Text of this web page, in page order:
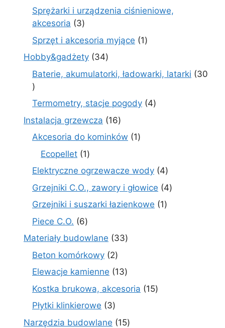
produkty
Sprężarki i urządzenia ciśnieniowe,
akcesoria
33
produkty
Sprzęt i akcesoria myjące 11
Hobby&gadżety 3434
produkty
Baterie, akumulatorki, ładowarki, latarki
30
30
produktów
Termometry, stacje pogody 44
Instalacja grzewcza 1616
produktów
Akcesoria do kominków 11
Ecopellet 11
Elektryczne ogrzewacze wody 44
produkty
Grzejniki C.O., zawory i głowice 44
Grzejniki i suszarki łazienkowe 11
Piece C.O. 66
produktów
Materiały budowlane 3333
Beton komórkowy 22
produkty
Elewacje kamienne 1313
produktów
Kostka brukowa, akcesoria 1515
Płytki klinkierowe 33
produkty
Narzędzia budowlane 1515